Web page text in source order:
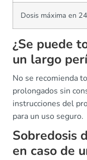
Dosis máxima en
¿Se puede
un largo
No se recomienda
prolongados sin
instrucciones del
para un uso seguro.
Sobredosis
en caso de